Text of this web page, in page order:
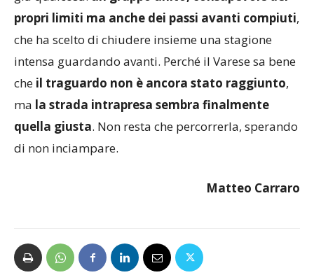
già qualcosa:un gruppo unito, consapevole dei
propri limiti ma anche dei passi avanti compiuti
che ha scelto di chiudere insieme una stagione
intensa guardando avanti. Perché il Varese sa bene
che il traguardo non è ancora stato raggiunto
mala strada intrapresa sembra finalmente
quella giusta. Non resta che percorrerla, sperando